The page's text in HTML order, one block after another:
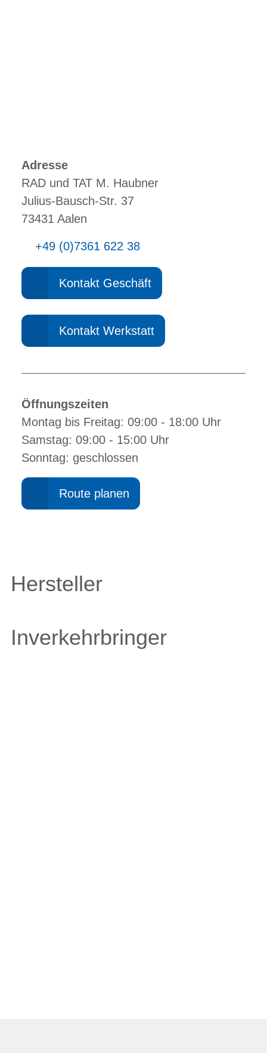
Adresse
RAD und TAT M. Haubner
Julius-Bausch-Str. 37
73431 Aalen
+49 (0)7361 622 38
Kontakt Geschäft
Kontakt Werkstatt
Öffnungszeiten
Montag bis Freitag: 09:00 - 18:00 Uhr
Samstag: 09:00 - 15:00 Uhr
Sonntag: geschlossen
Route planen
Hersteller
Inverkehrbringer